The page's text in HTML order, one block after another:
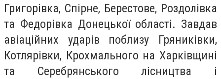
Григорівка, Спірне, Берестове, Роздолівка
та Федорівка Донецької області. Завдав
авіаційних ударів поблизу Гряниківки,
Котлярівки, Крохмального на Харківщині
та Серебрянського лісництва і